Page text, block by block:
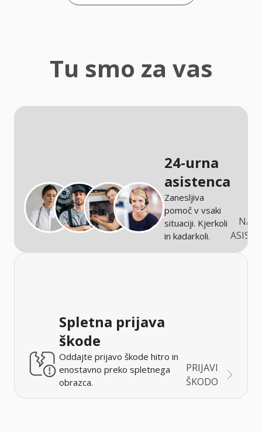
Tu smo za vas
24-urna
asistenca
Zanesljiva
pomoč v vsaki
situaciji. Kjerkoli
in kadarkoli.
Spletna prijava
škode
Oddajte prijavo škode hitro in
enostavno preko spletnega
obrazca.
PRIJAVI
ŠKODO